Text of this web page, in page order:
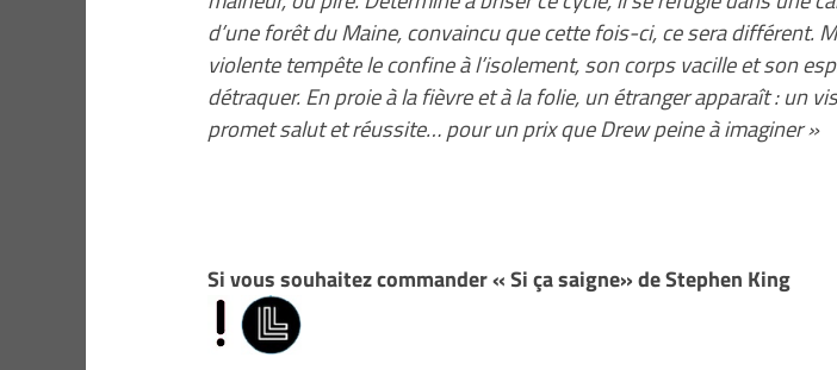
d’une forêt du Maine, convaincu que cette fois-ci, ce sera différent.
violente tempête le confine à l’isolement, son corps vacille et son
détraquer. En proie à la fièvre et à la folie, un étranger apparaît : un
promet salut et réussite… pour un prix que Drew peine à imaginer »
Si vous souhaitez commander « Si ça saigne» de Stephen King